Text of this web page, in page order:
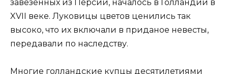
завезенных из Персии, началось в Голландии в
XVII веке. Луковицы цветов ценились так
высоко, что их включали в приданое невесты,
передавали по наследству.
Многие голландские купцы десятилетиями